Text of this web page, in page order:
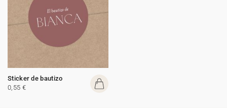
Sticker de bautizo
0,55 €